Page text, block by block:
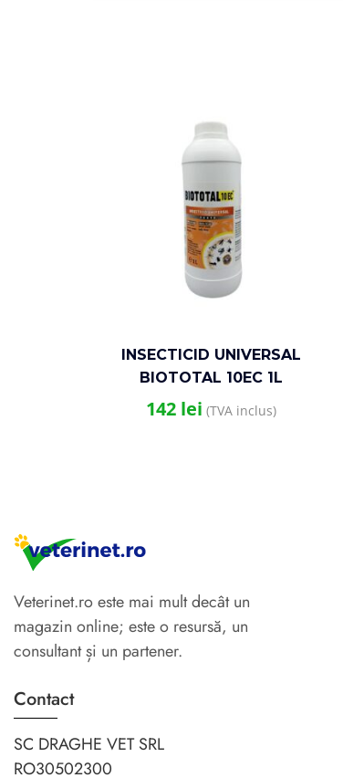
INSECTICID UNIVERSAL
BIOTOTAL 10EC 1L
142 lei (TVA inclus)
Veterinet.ro este mai mult decât un
magazin online; este o resursă, un
consultant și un partener.
Contact
SC DRAGHE VET SRL
RO30502300